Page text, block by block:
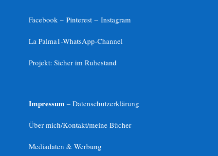
Facebook – Pinterest – Instagram
La Palma1-WhatsApp-Channel
Projekt: Sicher im Ruhestand
Impressum – Datenschutzerklärung
Über mich/Kontakt/meine Bücher
Mediadaten & Werbung